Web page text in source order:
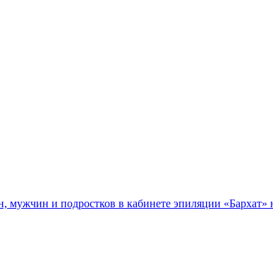
и подростков в кабинете эпиляции «Бархат»